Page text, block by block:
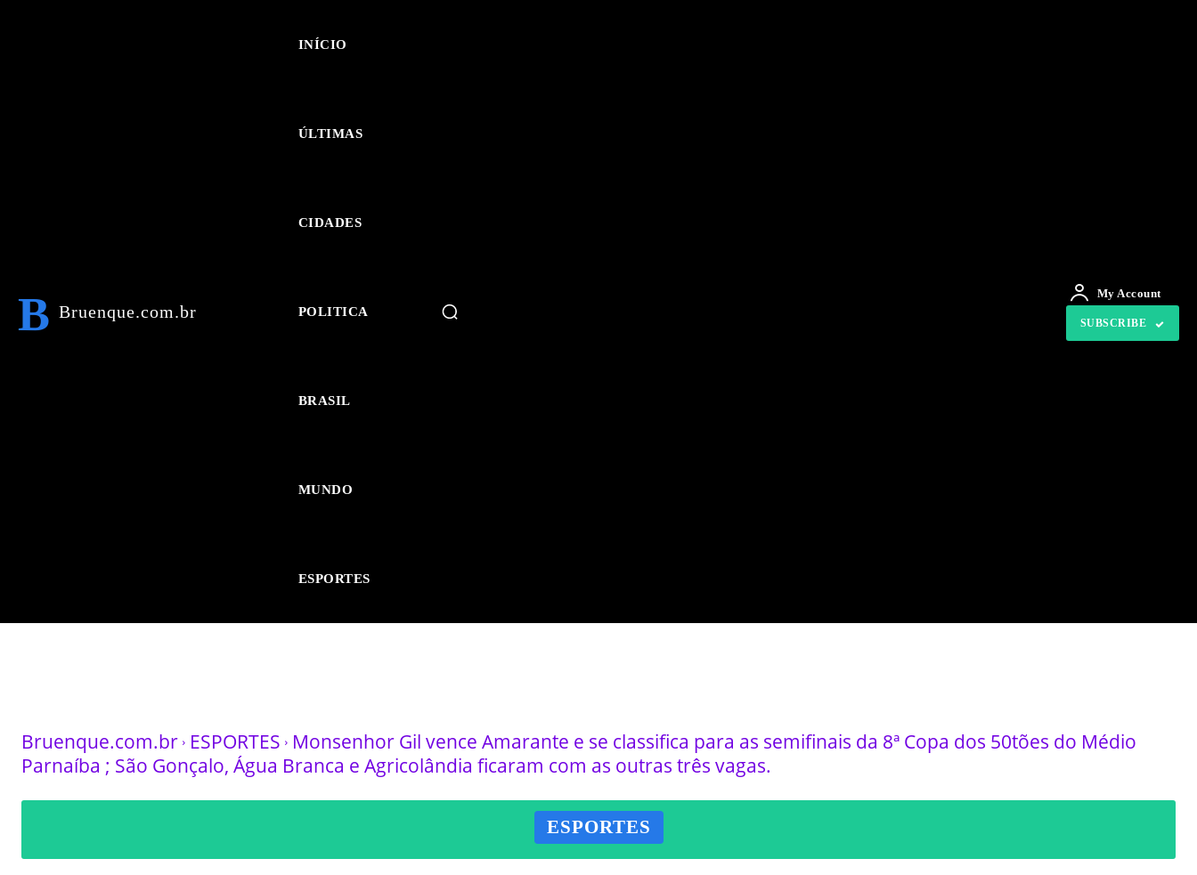
B Bruenque.com.br
INÍCIO
ÚLTIMAS
CIDADES
POLITICA
BRASIL
MUNDO
ESPORTES
My Account
SUBSCRIBE
Bruenque.com.br ESPORTES Monsenhor Gil vence Amarante e se classifica para as semifinais da 8ª Copa dos 50tões do Médio
Parnaíba ; São Gonçalo, Água Branca e Agricolândia ficaram com as outras três vagas.
ESPORTES